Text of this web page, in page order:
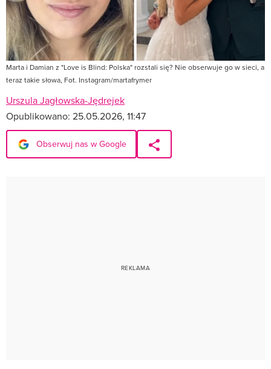
Marta i Damian z "Love is Blind: Polska" rozstali się? Nie obserwuje go w sieci, a
teraz takie słowa, Fot. Instagram/martafrymer
Urszula Jagłowska-Jędrejek
Opublikowano: 25.05.2026, 11:47
Obserwuj nas w Google